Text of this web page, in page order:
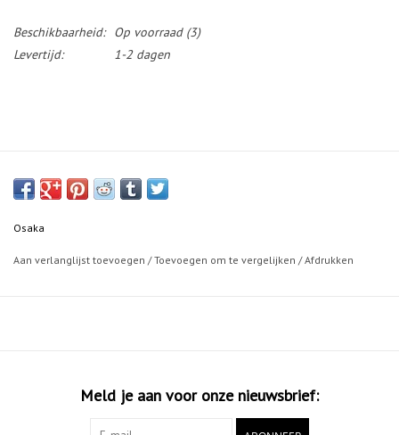
Beschikbaarheid: Op voorraad(3)
Levertijd:
1-2 dagen
Osaka
Aan verlanglijst toevoegen /Toevoegen om te vergelijken /Afdrukken
Meld je aan voor onze nieuwsbrief: